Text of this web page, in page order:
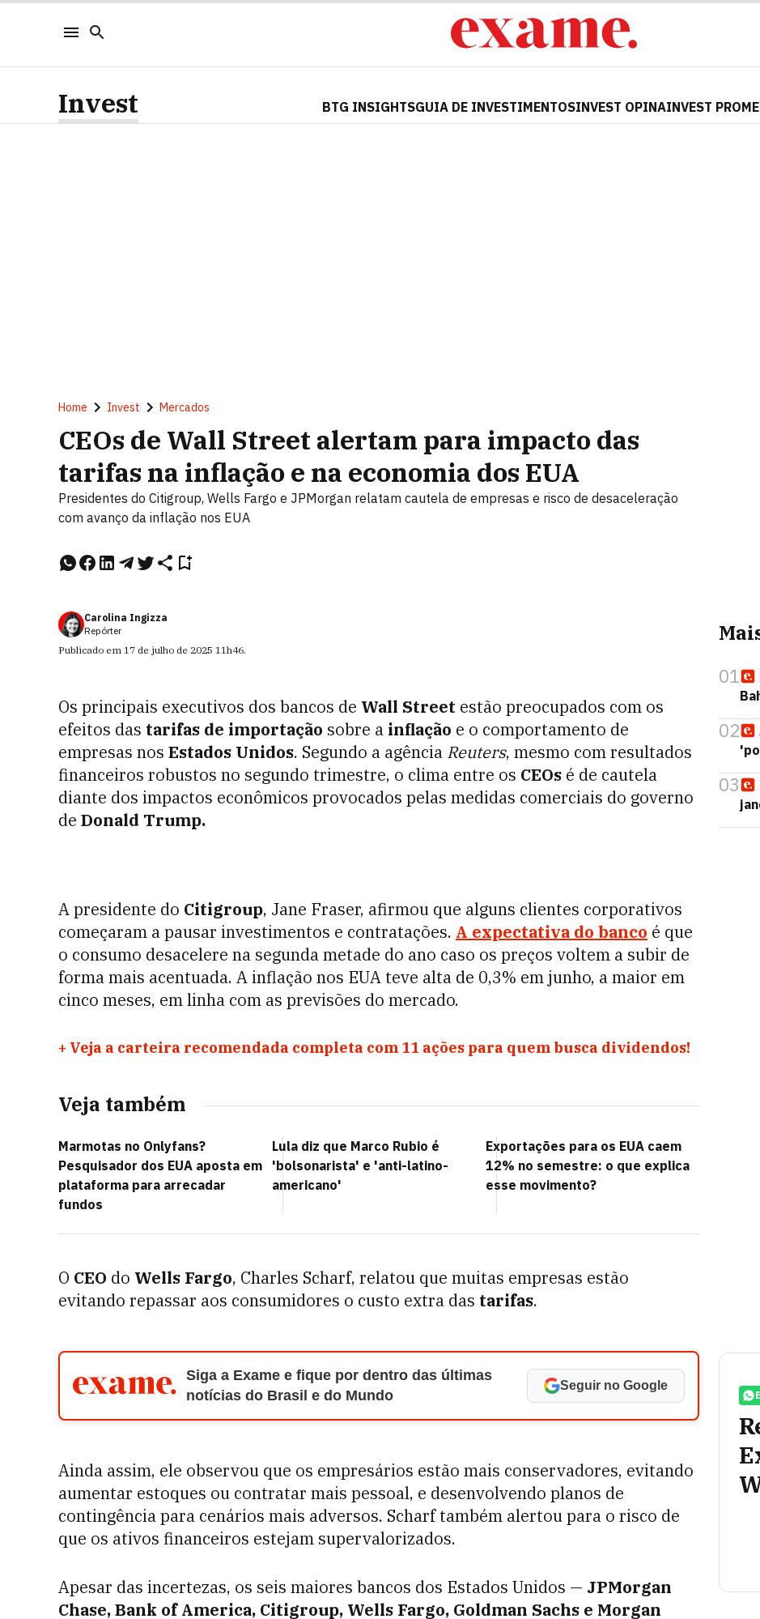
Invest BTG INSIGHTSGUIA DE INVESTIMENTOSINVEST OPINAINVEST PRO
Home Invest Mercados
CEOs de Wall Street alertam para impacto das
tarifas na inflação e na economia dos EUA
Presidentes do Citigroup, Wells Fargo e JPMorgan relatam cautela de empresas e risco de desaceleração
com avanço da inflação nos EUA
Carolina Ingizza
Repórter
Publicado em 17 de julho de 2025 11h46.
Os principais executivos dos bancos de Wall Street estão preocupados com os
efeitos das tarifas de importação sobre a inflação e o comportamento de
empresas nos Estados Unidos. Segundo a agência Reuters, mesmo com resultados
financeiros robustos no segundo trimestre, o clima entre os CEOs é de cautela
diante dos impactos econômicos provocados pelas medidas comerciais do governo
de Donald Trump.
A presidente do Citigroup, Jane Fraser, afirmou que alguns clientes corporativos
começaram a pausar investimentos e contratações. A expectativa do banco é que
o consumo desacelere na segunda metade do ano caso os preços voltem a subir de
forma mais acentuada. A inflação nos EUA teve alta de 0,3% em junho, a maior em
cinco meses, em linha com as previsões do mercado.
+ Veja a carteira recomendada completa com 11 ações para quem busca dividendos!
Veja também
Marmotas no Onlyfans?
Pesquisador dos EUA aposta em
plataforma para arrecadar
fundos
Lula diz que Marco Rubio é
'bolsonarista' e 'anti-latino-
americano'
Exportações para os EUA caem
12% no semestre: o que explica
esse movimento?
O CEO do Wells Fargo, Charles Scharf, relatou que muitas empresas estão
evitando repassar aos consumidores o custo extra das tarifas.
Siga a Exame e fique por dentro das últimas
notícias do Brasil e do Mundo
Seguir no Google
Ainda assim, ele observou que os empresários estão mais conservadores, evitando
aumentar estoques ou contratar mais pessoal, e desenvolvendo planos de
contingência para cenários mais adversos. Scharf também alertou para o risco de
que os ativos financeiros estejam supervalorizados.
Apesar das incertezas, os seis maiores bancos dos Estados Unidos — JPMorgan
Chase, Bank of America, Citigroup, Wells Fargo, Goldman Sachs e Morgan
01
02
03